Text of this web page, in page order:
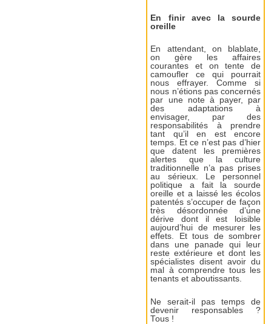
En finir avec la sourde
oreille
En attendant, on blablate,
on gère les affaires
courantes et on tente de
camoufler ce qui pourrait
nous effrayer. Comme si
nous n’étions pas concernés
par une note à payer, par
des adaptations à
envisager, par des
responsabilités à prendre
tant qu’il en est encore
temps. Et ce n’est pas d’hier
que datent les premières
alertes que la culture
traditionnelle n’a pas prises
au sérieux. Le personnel
politique a fait la sourde
oreille et a laissé les écolos
patentés s’occuper de façon
très désordonnée d’une
dérive dont il est loisible
aujourd’hui de mesurer les
effets. Et tous de sombrer
dans une panade qui leur
reste extérieure et dont les
spécialistes disent avoir du
mal à comprendre tous les
tenants et aboutissants.
Ne serait-il pas temps de
devenir responsables ?
Tous !